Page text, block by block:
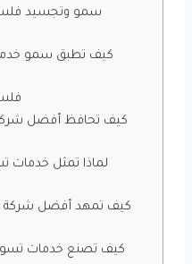
سمو وتجسيد
كيف تطبق سمو
كيف تحافظ أفضل
لماذا تمثل خدمات
كيف تمهد أفضل شركة
كيف تصنع خدمات تسويق